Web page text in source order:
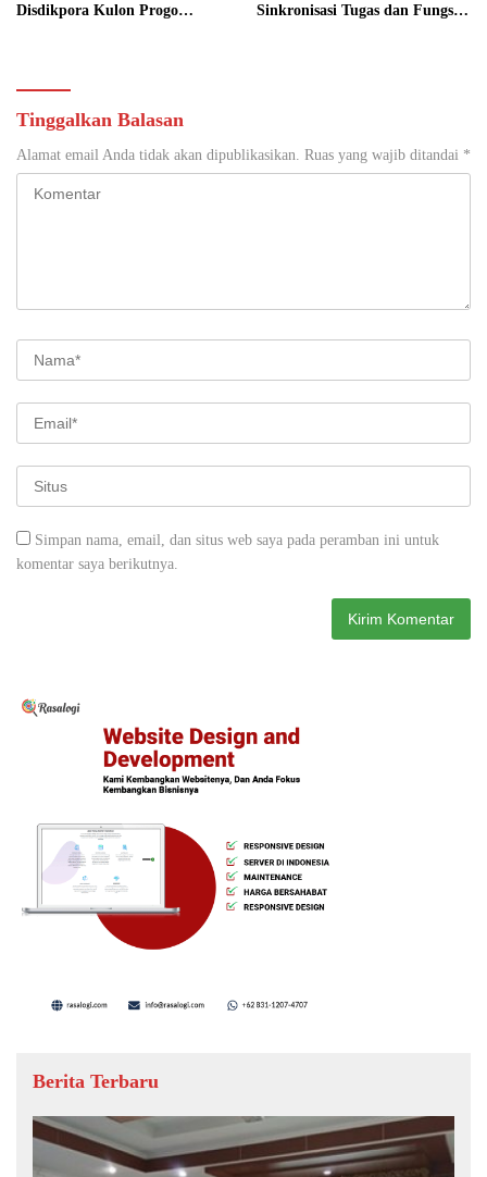
Disdikpora Kulon Progo
Sinkronisasi Tugas dan Fungsi
Tinggalkan Balasan
Alamat email Anda tidak akan dipublikasikan. Ruas yang wajib ditandai *
Simpan nama, email, dan situs web saya pada peramban ini untuk
komentar saya berikutnya.
Berita Terbaru